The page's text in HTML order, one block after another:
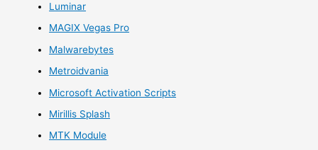
Luminar
MAGIX Vegas Pro
Malwarebytes
Metroidvania
Microsoft Activation Scripts
Mirillis Splash
MTK Module